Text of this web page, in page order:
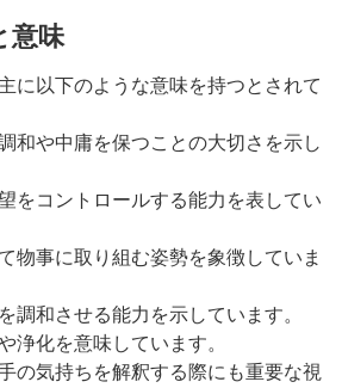
意味
に以下のような意味を持つとされて
和や中庸を保つことの大切さを示し
をコントロールする能力を表してい
物事に取り組む姿勢を象徴していま
調和させる能力を示しています。
浄化を意味しています。
の気持ちを解釈する際にも重要な視